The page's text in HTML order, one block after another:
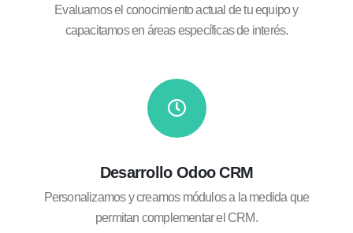
Evaluamos el conocimiento actual de tu equipo y
capacitamos en áreas específicas de interés.
Desarrollo Odoo CRM
Personalizamos y creamos módulos a la medida que
permitan complementar el CRM.